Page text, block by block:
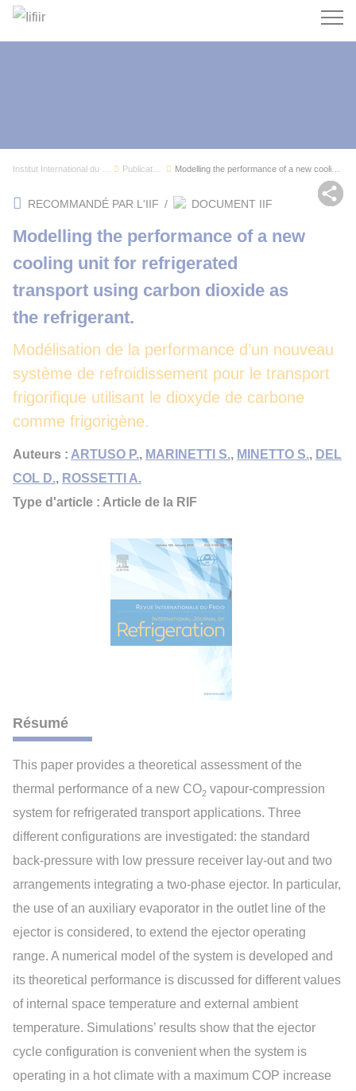
Modelling the performance of a new cooling unit...
RECOMMANDÉ PAR L'IIF / DOCUMENT IIF
Modélisation de la performance d’un nouveau
système de refroidissement pour le transport
frigorifique utilisant le dioxyde de carbone
comme frigorigène.
Modelling the performance of a new
cooling unit for refrigerated
transport using carbon dioxide as
the refrigerant.
Auteurs : ARTUSO P., MARINETTI S., MINETTO S., DEL
COL D., ROSSETTI A.
Type d'article : Article de la RIF
Résumé
This paper provides a theoretical assessment of the
thermal performance of a new CO2 vapour-compression
system for refrigerated transport applications. Three
different configurations are investigated: the standard
back-pressure with low pressure receiver lay-out and two
arrangements integrating a two-phase ejector. In particular,
the use of an auxiliary evaporator in the outlet line of the
ejector is considered, to extend the ejector operating
range. A numerical model of the system is developed and
its theoretical performance is discussed for different values
of internal space temperature and external ambient
temperature. Simulations’ results show that the ejector
cycle configuration is convenient when the system is
operating in a hot climate with a maximum COP increase